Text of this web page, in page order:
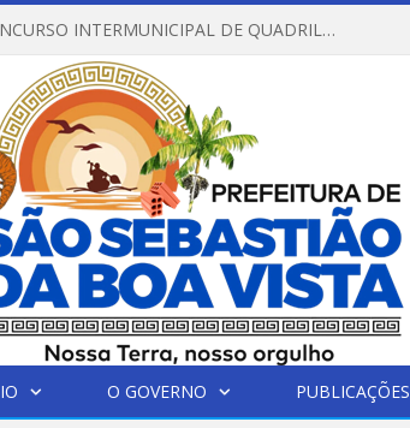
REGULAMENTO DO X CONCURSO INTERMUNICIPAL DE QUADRILHAS JUNINAS – 2026 – ARRAIÁ DA VENEZA
O GOVERNO PUBLICAÇÕES